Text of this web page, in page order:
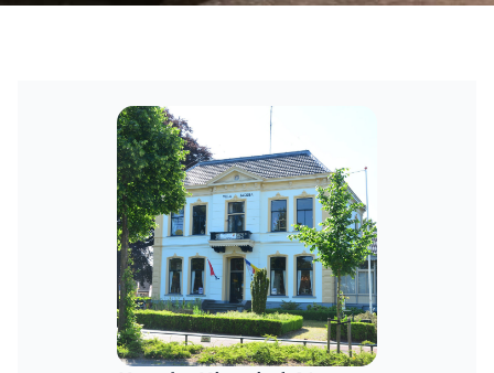
Deze mediatour neemt je mee in de verhalen van
Villa Jacoba. Maak kennis met het
kunstenaarsechtpaar Kleintjes-van Osselen, luister
naar de verhalen over klederdrachtmutsen en kom
meer te weten over de archeologische en
geologische collectie.